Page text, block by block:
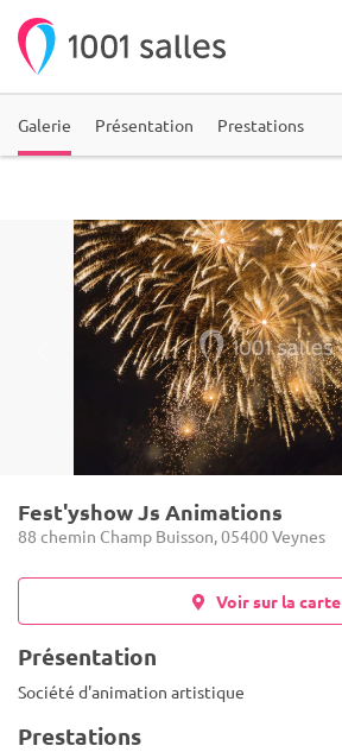
Galerie Présentation Prestations
Fest'yshow Js Animations
88 chemin Champ Buisson, 05400 Veynes
Voir sur la carte
Présentation
Société d'animation artistique
Prestations